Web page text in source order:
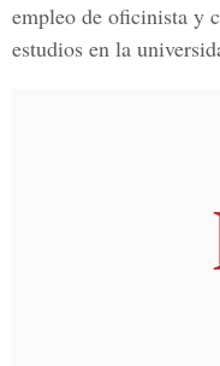
empleo de oficinista y
estudios en la